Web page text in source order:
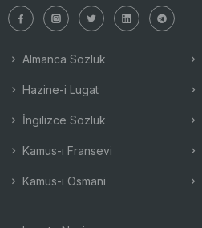
Almanca Sözlük
Hazine-i Lugat
İngilizce Sözlük
Kamus-ı Fransevi
Kamus-ı Osmani